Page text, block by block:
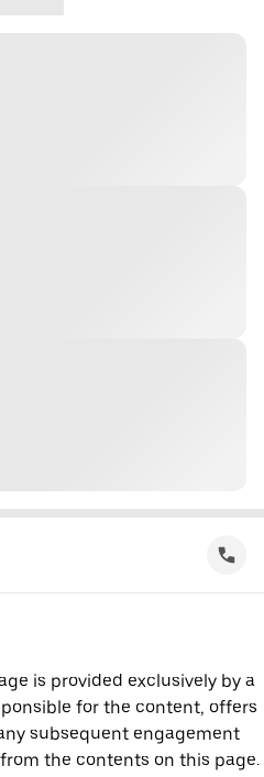
is provided exclusively by a
for the content, offers
subsequent engagement
the contents on this page.